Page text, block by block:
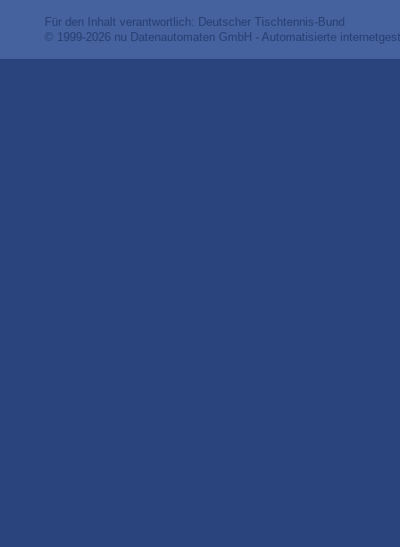
Für den Inhalt verantwortlich: Deutscher Tischtennis-Bund
© 1999-2026 nu Datenautomaten GmbH - Automatisierte